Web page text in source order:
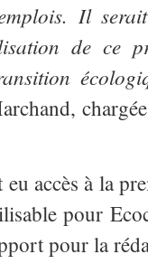
Il
de ce
accès à la
pour
pour la